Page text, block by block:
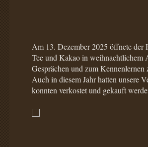
Am 13. Dezember 2025 öffnete
Tee und Kakao in weihnachtlichem
Gesprächen und zum Kennenlernen
Auch in diesem Jahr hatten unsere
konnten verkostet und gekauft